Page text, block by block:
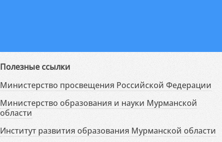
Полезные ссылки
Министерство просвещения Российской Федерации
Министерство образования и науки Мурманской
области
Институт развития образования Мурманской области